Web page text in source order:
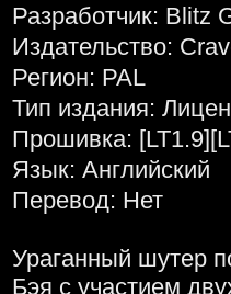
Разработчик: Blitz
Издательство:
Регион: PAL
Тип издания:
Прошивка:
Язык: Английский
Перевод: Нет
Ураганный шутер
Бэя с участием